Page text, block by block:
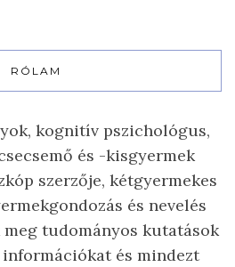
RÓLAM
kognitív pszichológus,
és -kisgyermek
szerzője, kétgyermekes
és nevelés
tudományos kutatások
és mindezt